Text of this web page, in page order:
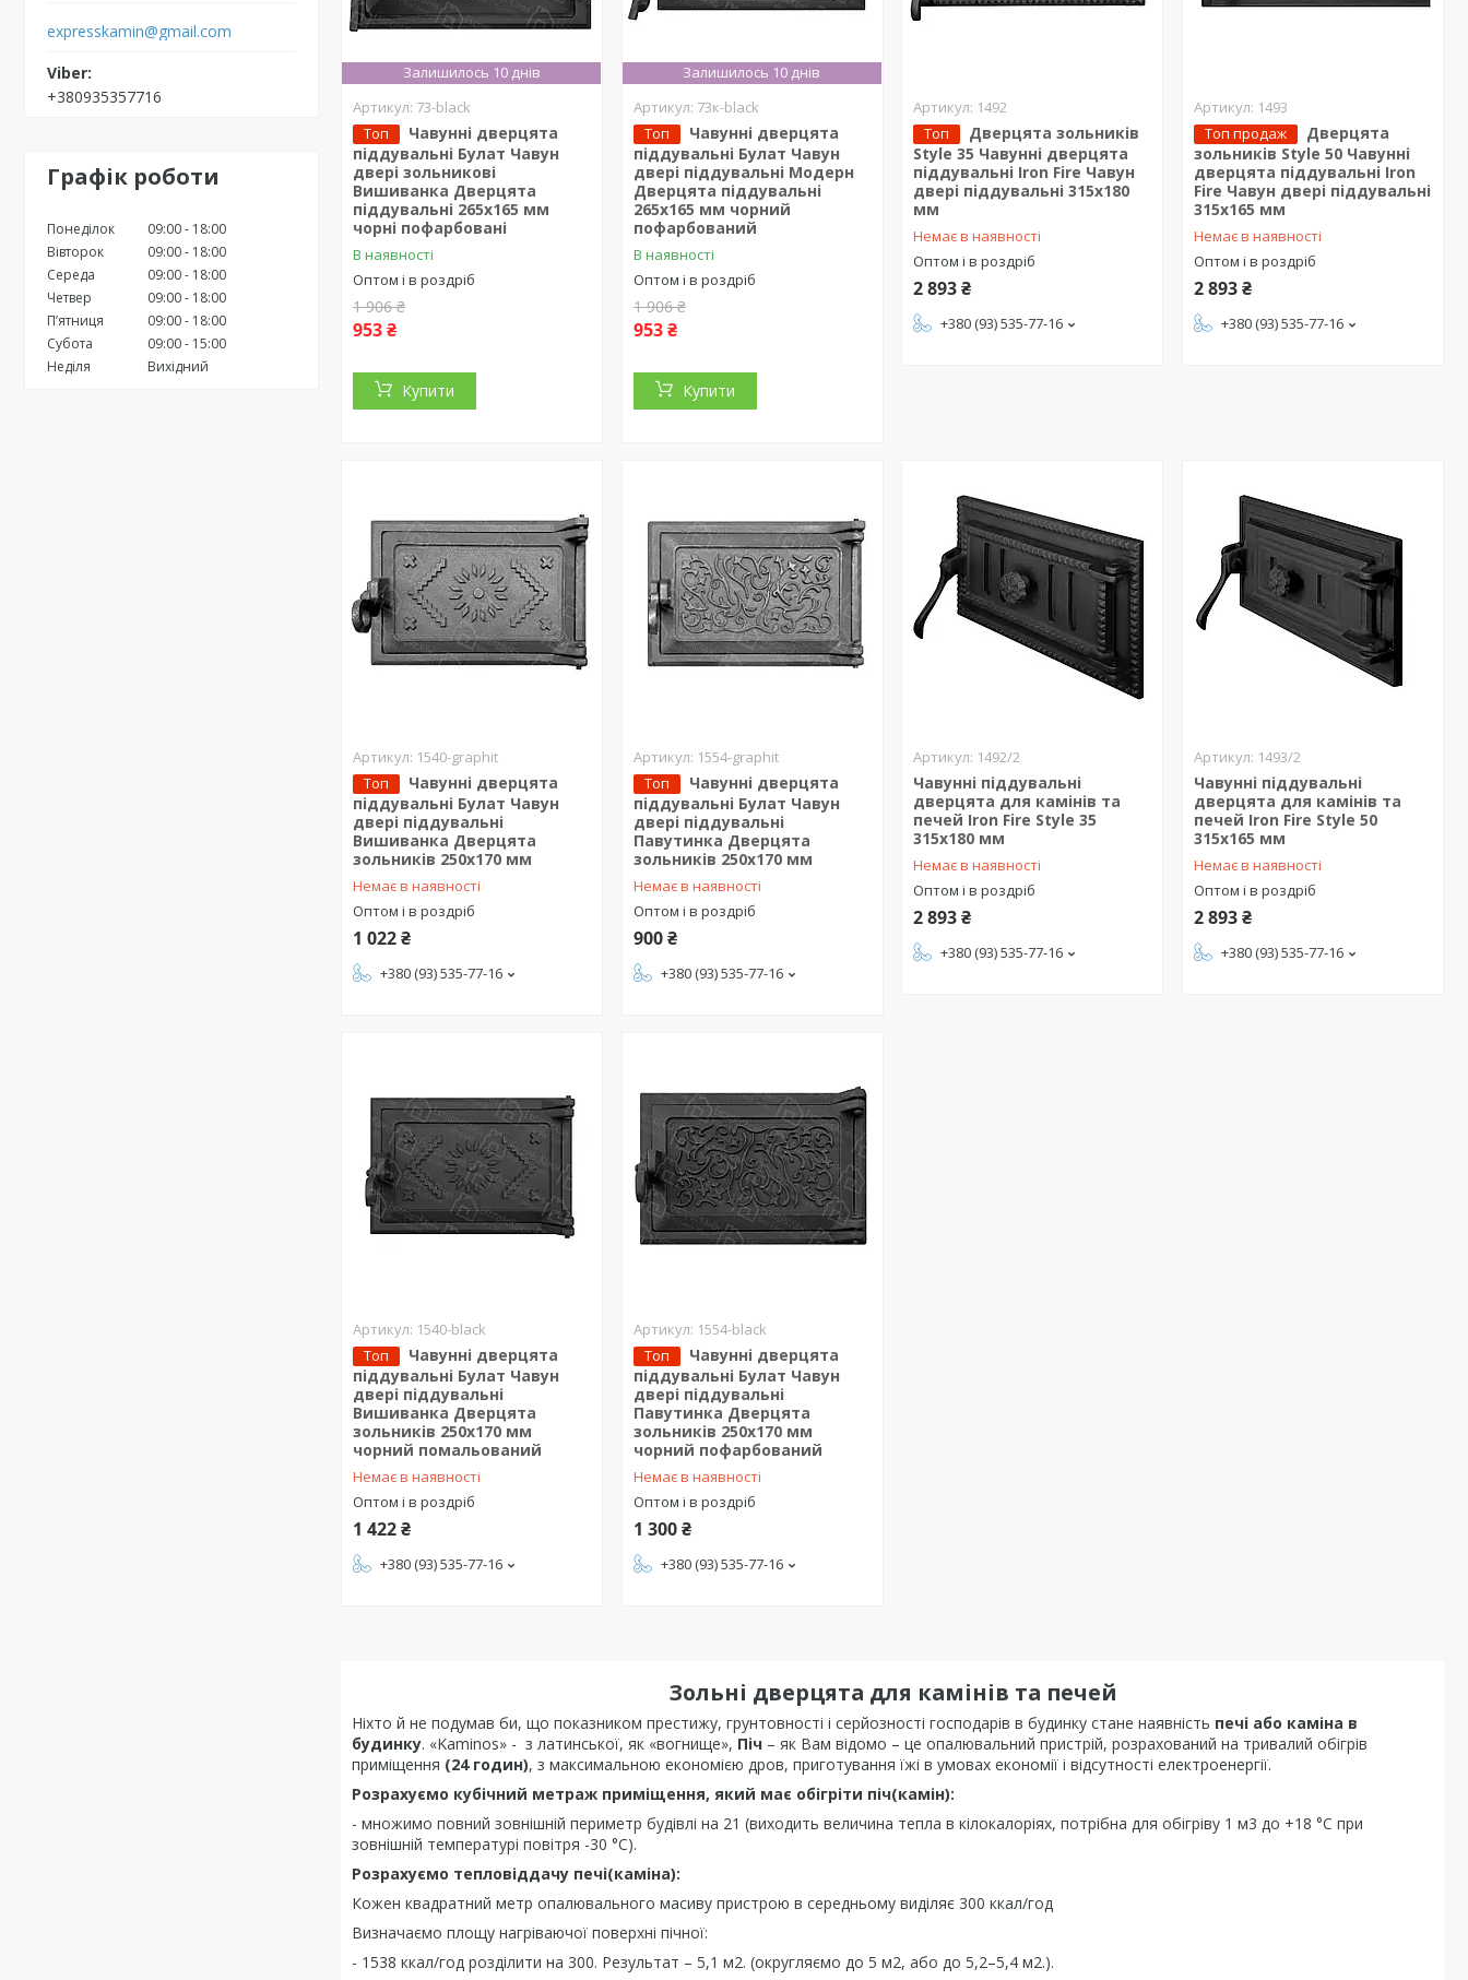
expresskamin@gmail.com
+380935357716
Графік роботи
Понеділок 09:00
18:00
Вівторок
09:00
18:00
Середа
09:00
18:00
Четвер
09:00
18:00
Пʼятниця
09:00
18:00
Субота
09:00
15:00
Неділя
Вихідний
Залишилось 10 днів
73-black
Топ
Чавунні дверцята
піддувальні Булат Чавун
двері зольникові
Вишиванка Дверцята
піддувальні 265x165 мм
чорні пофарбовані
В наявності
Оптом і в роздріб
1 906 ₴
953 ₴
Купити
Залишилось 10 днів
73к-black
Топ
Чавунні дверцята
піддувальні Булат Чавун
двері піддувальні Модерн
Дверцята піддувальні
265x165 мм чорний
пофарбований
В наявності
Оптом і в роздріб
1 906 ₴
953 ₴
Купити
1492
Топ
Дверцята зольників
Style 35 Чавунні дверцята
піддувальні Iron Fire Чавун
двері піддувальні 315x180
мм
Немає в наявності
Оптом і в роздріб
2 893 ₴
+380 (93) 535-77-16
1493
Топ продаж
Дверцята
зольників Style 50 Чавунні
дверцята піддувальні Iron
Fire Чавун двері піддувальні
315х165 мм
Немає в наявності
Оптом і в роздріб
2 893 ₴
+380 (93) 535-77-16
1540-graphit
Топ
Чавунні дверцята
піддувальні Булат Чавун
двері піддувальні
Вишиванка Дверцята
зольників 250x170 мм
Немає в наявності
Оптом і в роздріб
1 022 ₴
+380 (93) 535-77-16
1554-graphit
Топ
Чавунні дверцята
піддувальні Булат Чавун
двері піддувальні
Павутинка Дверцята
зольників 250x170 мм
Немає в наявності
Оптом і в роздріб
900 ₴
+380 (93) 535-77-16
1492/2
Чавунні піддувальні
дверцята для камінів та
печей Iron Fire Style 35
315x180 мм
Немає в наявності
Оптом і в роздріб
2 893 ₴
+380 (93) 535-77-16
1493/2
Чавунні піддувальні
дверцята для камінів та
печей Iron Fire Style 50
315х165 мм
Немає в наявності
Оптом і в роздріб
2 893 ₴
+380 (93) 535-77-16
1540-black
Топ
Чавунні дверцята
піддувальні Булат Чавун
двері піддувальні
Вишиванка Дверцята
зольників 250x170 мм
чорний помальований
Немає в наявності
Оптом і в роздріб
1 422 ₴
+380 (93) 535-77-16
1554-black
Топ
Чавунні дверцята
піддувальні Булат Чавун
двері піддувальні
Павутинка Дверцята
зольників 250x170 мм
чорний пофарбований
Немає в наявності
Оптом і в роздріб
1 300 ₴
+380 (93) 535-77-16
Зольні дверцята для камінів та печей
Ніхто й не подумав би, що показником престижу, грунтовності і серйозності господарів в будинку стане наявність печі або каміна в
будинку. «Kaminos» - з латинської, як «вогнище», Піч – як Вам відомо – це опалювальний пристрій, розрахований на тривалий обігрів
приміщення (24 годин), з максимальною економією дров, приготування їжі в умовах економії і відсутності електроенергії.
Розрахуємо кубічний метраж приміщення, який має обігріти піч(камін):
- множимо повний зовнішній периметр будівлі на 21 (виходить величина тепла в кілокалоріях, потрібна для обігріву 1 м3 до +18 °C при
зовнішній температурі повітря -30 °C).
Розрахуємо тепловіддачу печі(каміна):
Кожен квадратний метр опалювального масиву пристрою в середньому виділяє 300 ккал/год
Визначаємо площу нагріваючої поверхні пічної:
- 1538 ккал/год розділити на 300. Результат – 5,1 м2. (округляємо до 5 м2, або до 5,2–5,4 м2.).